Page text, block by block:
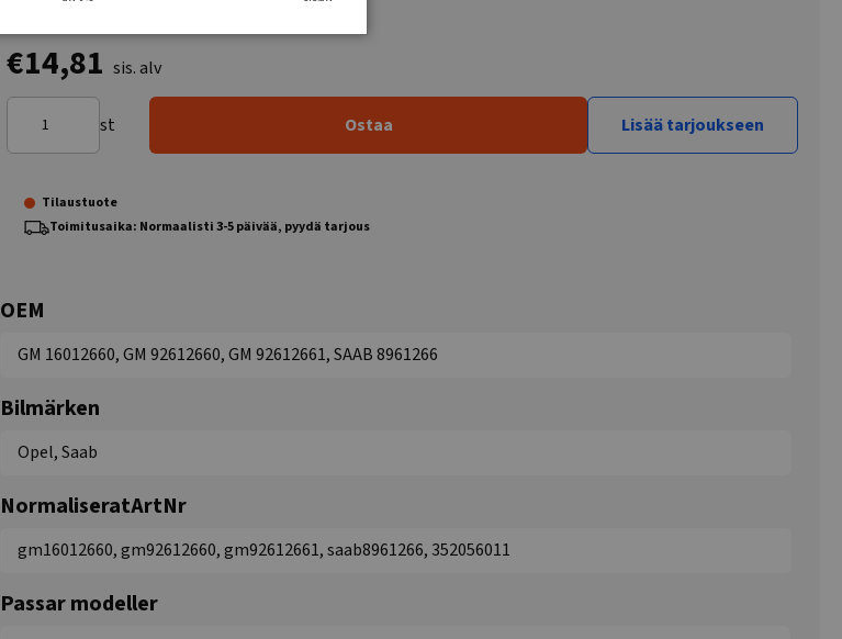
€14,81 sis. alv
st Ostaa Lisää tarjoukseen
Tilaustuote
Toimitusaika: Normaalisti 3-5 päivää, pyydä tarjous
OEM
GM 16012660, GM 92612660, GM 92612661, SAAB 8961266
Bilmärken
Opel, Saab
NormaliseratArtNr
gm16012660, gm92612660, gm92612661, saab8961266, 352056011
Passar modeller